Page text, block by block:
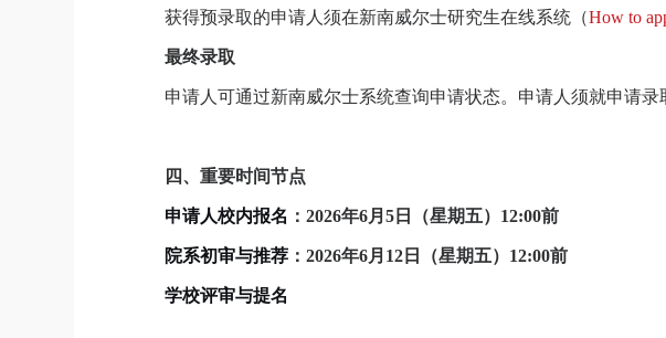
获得预录取的申请人须在新南威尔士研究生在线系统（How to
最终录取
申请人可通过新南威尔士系统查询申请状态。申请人须就申请录
四、重要时间节点
申请人校内报名 ： 2026年6月 5日（星期五） 12:00前
院系初审与推荐： 2026年6月 12日（星期五） 12:00前
学校评审与提名